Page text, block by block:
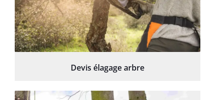
Devis élagage arbre